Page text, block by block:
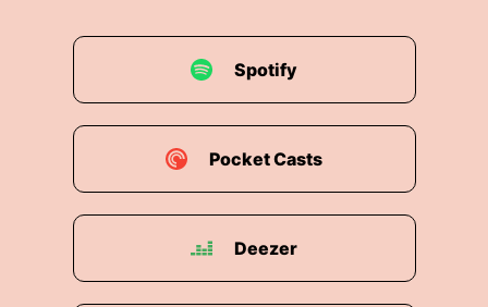
00:01:48: Etwa die Hälfte davon sind Wildtiare.
00:01:51: Neue Tiere können voraussichtlich in
ein bis zwei Wochen wiederaufgenommen
werden Wenn einige Wildtire wieder
ausgewildert worden sind.
00:01:58: Das Tier mit viel Hilflusscheinbläbe
hilft Tieren nicht vor schnell einzusammeln.
00:02:02: Besonders junge Vögel werden häufig
Spotify
Pocket Casts
Deezer